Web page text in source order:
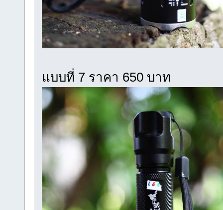
แบบที่ 7 ราคา 650 บาท